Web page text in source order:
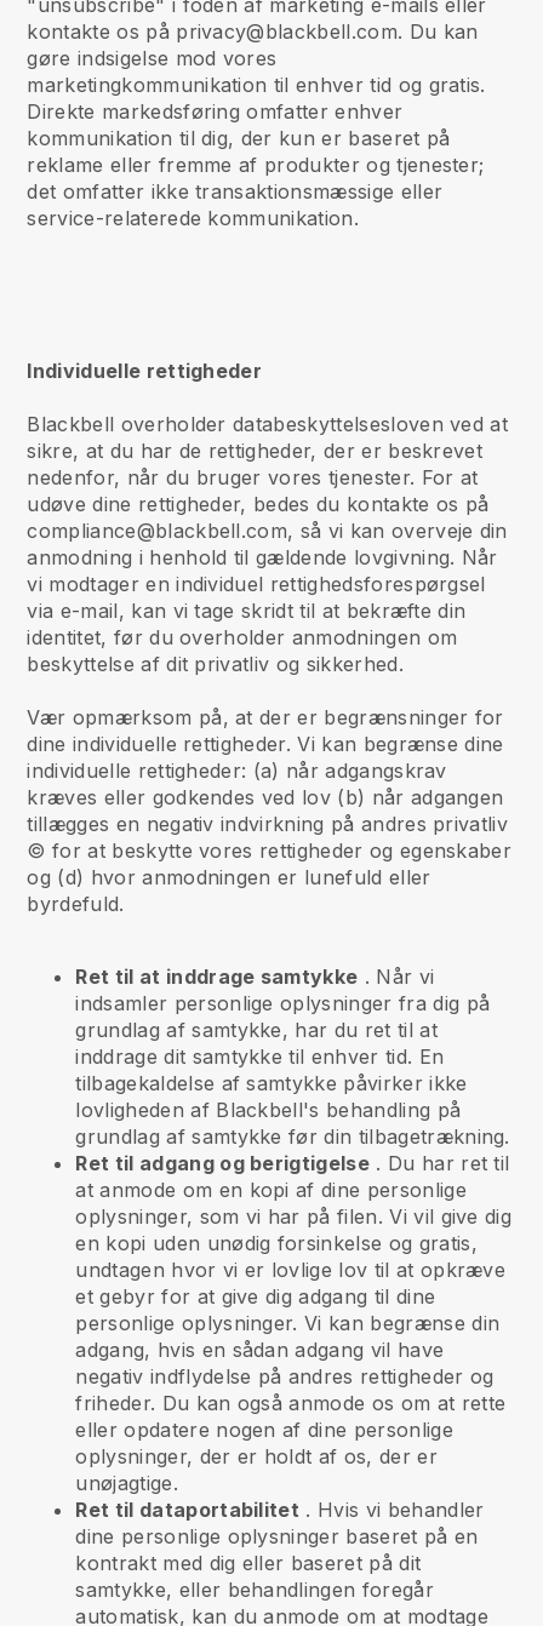
"unsubscribe" i foden af marketing e-mails eller
kontakte os på privacy@blackbell.com. Du kan
gøre indsigelse mod vores
marketingkommunikation til enhver tid og gratis.
Direkte markedsføring omfatter enhver
kommunikation til dig, der kun er baseret på
reklame eller fremme af produkter og tjenester;
det omfatter ikke transaktionsmæssige eller
service-relaterede kommunikation.
Individuelle rettigheder
Blackbell overholder databeskyttelsesloven ved at
sikre, at du har de rettigheder, der er beskrevet
nedenfor, når du bruger vores tjenester. For at
udøve dine rettigheder, bedes du kontakte os på
compliance@blackbell.com, så vi kan overveje din
anmodning i henhold til gældende lovgivning. Når
vi modtager en individuel rettighedsforespørgsel
via e-mail, kan vi tage skridt til at bekræfte din
identitet, før du overholder anmodningen om
beskyttelse af dit privatliv og sikkerhed.
Vær opmærksom på, at der er begrænsninger for
dine individuelle rettigheder. Vi kan begrænse dine
individuelle rettigheder: (a) når adgangskrav
kræves eller godkendes ved lov (b) når adgangen
tillægges en negativ indvirkning på andres privatliv
© for at beskytte vores rettigheder og egenskaber
og (d) hvor anmodningen er lunefuld eller
byrdefuld.
Ret til at inddrage samtykke . Når vi
indsamler personlige oplysninger fra dig på
grundlag af samtykke, har du ret til at
inddrage dit samtykke til enhver tid. En
tilbagekaldelse af samtykke påvirker ikke
lovligheden af Blackbell's behandling på
grundlag af samtykke før din tilbagetrækning.
Ret til adgang og berigtigelse . Du har ret til
at anmode om en kopi af dine personlige
oplysninger, som vi har på filen. Vi vil give dig
en kopi uden unødig forsinkelse og gratis,
undtagen hvor vi er lovlige lov til at opkræve
et gebyr for at give dig adgang til dine
personlige oplysninger. Vi kan begrænse din
adgang, hvis en sådan adgang vil have
negativ indflydelse på andres rettigheder og
friheder. Du kan også anmode os om at rette
eller opdatere nogen af dine personlige
oplysninger, der er holdt af os, der er
unøjagtige.
Ret til dataportabilitet . Hvis vi behandler
dine personlige oplysninger baseret på en
kontrakt med dig eller baseret på dit
samtykke, eller behandlingen foregår
automatisk, kan du anmode om at modtage